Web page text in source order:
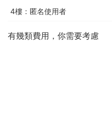
4樓：匿名使用者
有幾類費用，你需要考慮